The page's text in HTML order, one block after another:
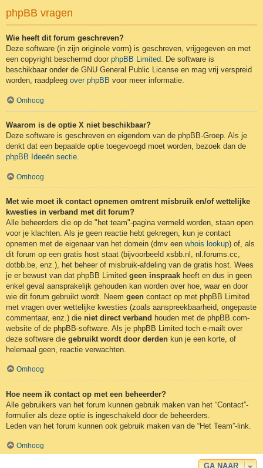
phpBB vragen
Wie heeft dit forum geschreven?
Deze software (in zijn originele vorm) is geschreven, vrijgegeven en met
een copyright beschermd door phpBB Limited. De software is
beschikbaar onder de GNU General Public License en mag vrij verspreid
worden, raadpleeg over phpBB voor meer informatie.
Omhoog
Waarom is de optie X niet beschikbaar?
Deze software is geschreven en eigendom van de phpBB-Groep. Als je
denkt dat een bepaalde optie toegevoegd moet worden, bezoek dan de
phpBB Ideeën sectie.
Omhoog
Met wie moet ik contact opnemen omtrent misbruik en/of wettelijke
kwesties in verband met dit forum?
Alle beheerders die op de "het team"-pagina vermeld worden, staan open
voor je klachten. Als je geen reactie hebt gekregen, kun je contact
opnemen met de eigenaar van het domein (dmv een whois lookup) of, als
dit forum op een gratis host staat (bijvoorbeeld xsbb.nl, nl.forums.cc,
dotbb.be, enz.), het beheer of misbruik-afdeling van de gratis host. Wees
je er bewust van dat phpBB Limited geen inspraak heeft en dus in geen
enkel geval aansprakelijk gehouden kan worden over hoe, waar en door
wie dit forum gebruikt wordt. Neem geen contact op met phpBB Limited
met vragen over wettelijke kwesties (zoals aanspreekbaarheid, ongepaste
commentaar, enz.) die niet direct verband houden met de phpBB.com-
website of de phpBB-software. Als je phpBB Limited toch e-mailt over
deze software die gebruikt wordt door derden kun je een korte, of
helemaal geen, reactie verwachten.
Omhoog
Hoe neem ik contact op met een beheerder?
Alle gebruikers van het forum kunnen gebruik maken van het “Contact”-
formulier als deze optie is ingeschakeld door de beheerders.
Leden van het forum kunnen ook gebruik maken van de “Het Team”-link.
Omhoog
GA NAAR